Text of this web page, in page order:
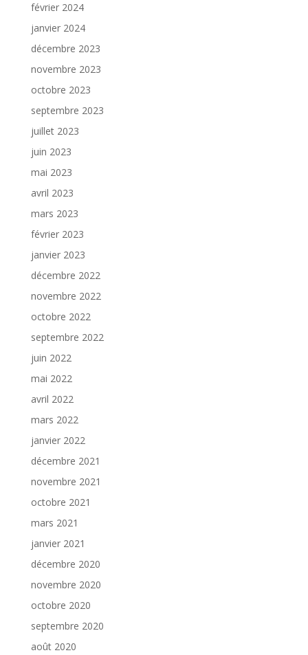
février 2024
janvier 2024
décembre 2023
novembre 2023
octobre 2023
septembre 2023
juillet 2023
juin 2023
mai 2023
avril 2023
mars 2023
février 2023
janvier 2023
décembre 2022
novembre 2022
octobre 2022
septembre 2022
juin 2022
mai 2022
avril 2022
mars 2022
janvier 2022
décembre 2021
novembre 2021
octobre 2021
mars 2021
janvier 2021
décembre 2020
novembre 2020
octobre 2020
septembre 2020
août 2020